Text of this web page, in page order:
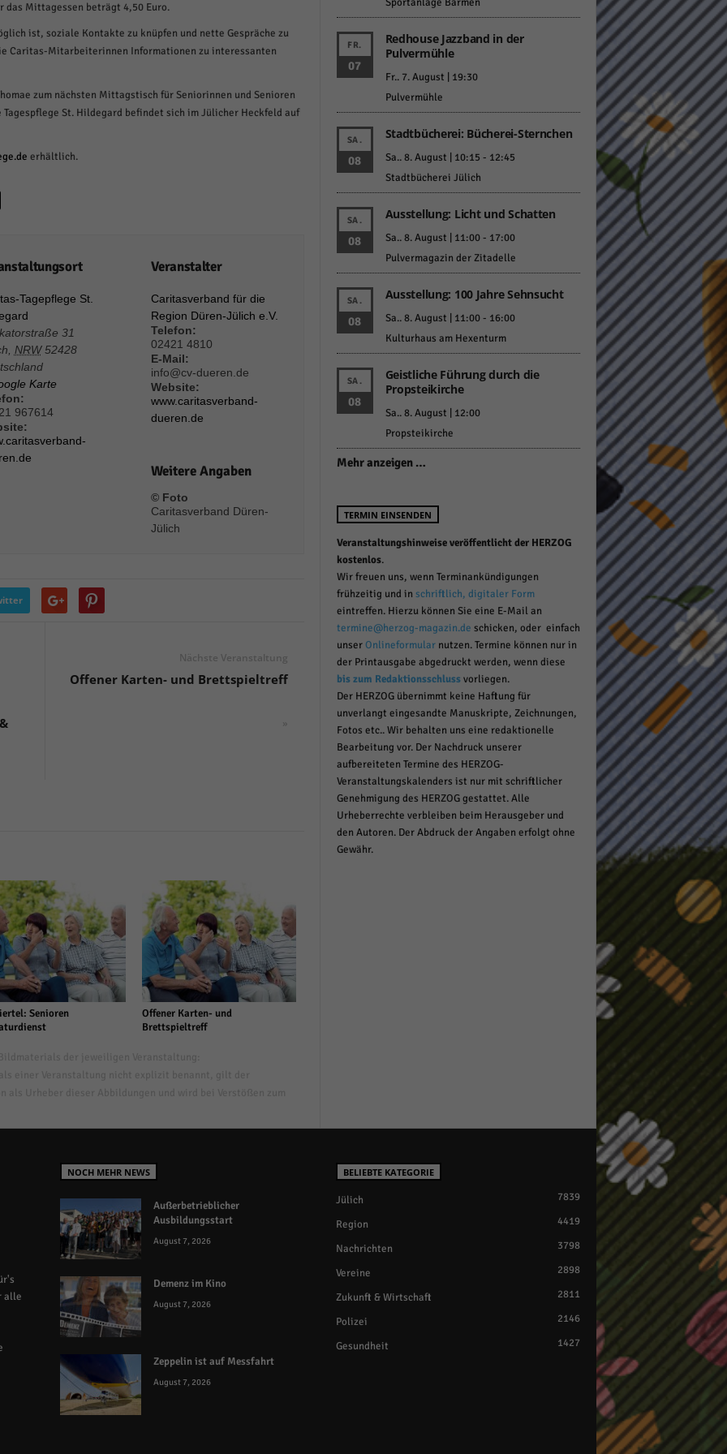
das Mittagessen beträgt 4,50 Euro.
ist, soziale Kontakte zu knüpfen und nette Gespräche zu
Caritas-Mitarbeiterinnen Informationen zu interessanten
zum nächsten Mittagstisch für Seniorinnen und Senioren
St. Hildegard befindet sich im Jülicher Heckfeld auf
erhältlich.
Tagepflege St.
31
NRW 52428
Karte
967614
Veranstalter
Caritasverband für die
Region Düren-Jülich e.V.
Telefon:
02421 4810
E-Mail:
info@cv-dueren.de
Website:
www.caritasverband-
dueren.de
Weitere Angaben
© Foto
Caritasverband Düren-
Jülich
Nächste Veranstaltung
Offener Karten- und Brettspieltreff
»
Senioren
Offener Karten- und
Brettspieltreff
Sportanlage Barmen
FR.
07
Redhouse Jazzband in der
Pulvermühle
Fr.. 7. August | 19:30
Pulvermühle
SA.
08
Stadtbücherei: Bücherei-Sternchen
Sa.. 8. August | 10:15 - 12:45
Stadtbücherei Jülich
SA.
08
Ausstellung: Licht und Schatten
Sa.. 8. August | 11:00- 17:00
Pulvermagazin der Zitadelle
SA.
08
Ausstellung: 100 Jahre Sehnsucht
Sa.. 8. August | 11:00- 16:00
Kulturhaus am Hexenturm
SA.
08
Geistliche Führung durch die
Propsteikirche
Sa.. 8. August | 12:00
Propsteikirche
Mehr anzeigen …
TERMIN EINSENDEN
Veranstaltungshinweise veröffentlicht der HERZOG
kostenlos.
Wir freuen uns, wenn Terminankündigungen
frühzeitig und in schriftlich, digitaler Form
eintreffen. Hierzu können Sie eine E-Mail an
termine@herzog-magazin.de schicken, oder einfach
unserOnlineformularnutzen. Termine können nur in
der Printausgabe abgedruckt werden, wenn diese
bis zum Redaktionsschlussvorliegen.
Der HERZOG übernimmt keine Haftung für
unverlangt eingesandte Manuskripte, Zeichnungen,
Fotos etc.. Wir behalten uns eine redaktionelle
Bearbeitung vor. Der Nachdruck unserer
aufbereiteten Termine des HERZOG-
Veranstaltungskalenders ist nur mit schriftlicher
Genehmigung des HERZOG gestattet. Alle
Urheberrechte verbleiben beim Herausgeber und
den Autoren. Der Abdruck der Angaben erfolgt ohne
Gewähr.
alle
NOCH MEHR NEWS
Außerbetrieblicher
Ausbildungsstart
August 7, 2026
Demenz im Kino
August 7, 2026
Zeppelin ist auf Messfahrt
August 7, 2026
BELIEBTE KATEGORIE
Jülich 7839
Region 4419
Nachrichten 3798
Vereine 2898
Zukunft & Wirtschaft 2811
Polizei 2146
Gesundheit 1427
(1)
Cookies ermöglichen grundlegende Funktionen und sind für die einwandfreie
Cookie-Informationen anzeigen
(1)
Cookies erfassen Informationen anonym. Diese Informationen helfen uns zu verstehen,
Besucher unsere Website nutzen.
Marketing
Cookies werden von Drittanbietern oder Publishern verwendet, um personalisierte
anzuzeigen. Sie tun dies, indem sie Besucher über Websites hinweg verfolgen.
Medien (6) Externe Medien
von Videoplattformen und Social-Media-Plattformen werden standardmäßig blockiert.
Cookies von externen Medien akzeptiert werden, bedarf der Zugriff auf diese Inhalte
Cookie-Informationen anzeigen
by Borlabs Cookie